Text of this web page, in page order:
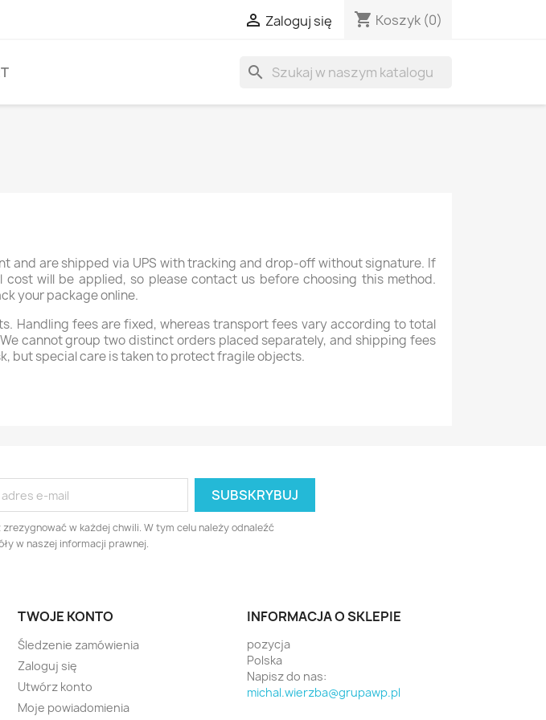
 Zaloguj się shopping_cart Koszyk (0)
search
and are shipped via UPS with tracking and drop-off without signature. If
will be applied, so please contact us before choosing this method.
your package online.
Handling fees are fixed, whereas transport fees vary according to total
cannot group two distinct orders placed separately, and shipping fees
but special care is taken to protect fragile objects.
zrezygnować w każdej chwili. W tym celu należy odnaleźć
w naszej informacji prawnej.
TWOJE KONTO
Śledzenie zamówienia
Zaloguj się
Utwórz konto
Moje powiadomienia
INFORMACJA O SKLEPIE
pozycja
Polska
Napisz do nas:
michal.wierzba@grupawp.pl